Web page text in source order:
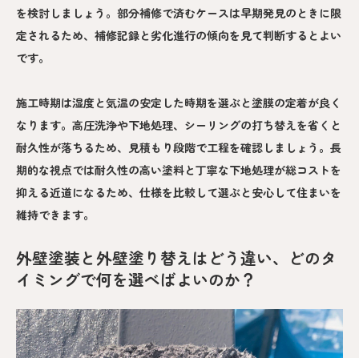
を検討しましょう。部分補修で済むケースは早期発見のときに限
定されるため、補修記録と劣化進行の傾向を見て判断するとよい
です。
施工時期は湿度と気温の安定した時期を選ぶと塗膜の定着が良く
なります。高圧洗浄や下地処理、シーリングの打ち替えを省くと
耐久性が落ちるため、見積もり段階で工程を確認しましょう。長
期的な視点では耐久性の高い塗料と丁寧な下地処理が総コストを
抑える近道になるため、仕様を比較して選ぶと安心して住まいを
維持できます。
外壁塗装と外壁塗り替えはどう違い、どのタ
イミングで何を選べばよいのか？